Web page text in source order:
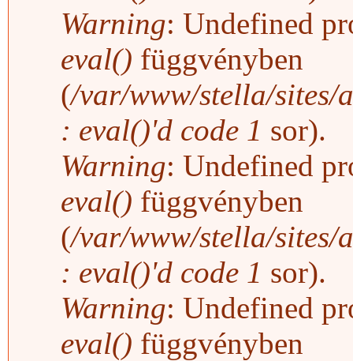
Warning: Undefined
eval() függvényben
(/var/www/stella/sites/
: eval()'d code 1 sor).
Warning: Undefined
eval() függvényben
(/var/www/stella/sites/
: eval()'d code 1 sor).
Warning: Undefined
eval() függvényben